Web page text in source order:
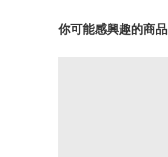
你可能感興趣的商品